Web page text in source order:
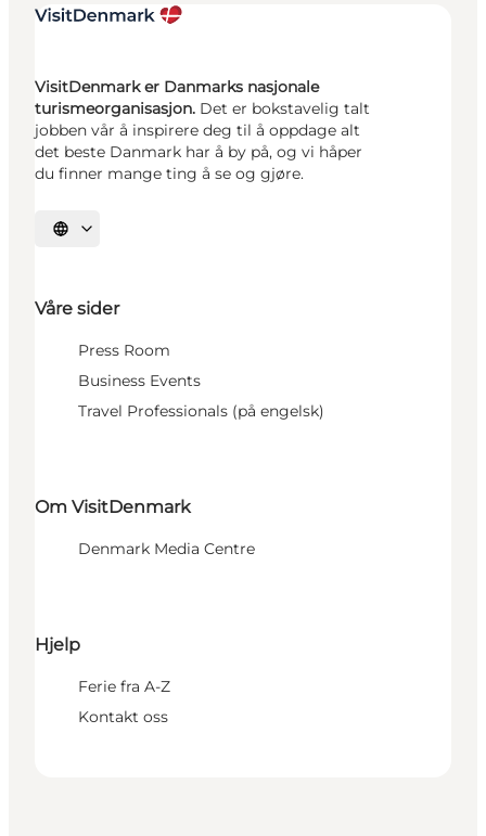
VisitDenmark er Danmarks nasjonale
turismeorganisasjon. Det er bokstavelig talt
jobben vår å inspirere deg til å oppdage alt
det beste Danmark har å by på, og vi håper
du finner mange ting å se og gjøre.
Velg språk
Våre sider
Press Room
Business Events
Travel Professionals (på engelsk)
Om VisitDenmark
Denmark Media Centre
Hjelp
Ferie fra A-Z
Kontakt oss